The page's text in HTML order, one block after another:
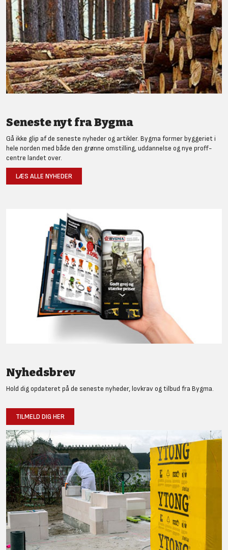
Seneste nyt fra Bygma
Gå ikke glip af de seneste nyheder og artikler. Bygma former byggeriet i
hele norden med både den grønne omstilling, uddannelse og nye proff-
centre landet over.
LÆS ALLE NYHEDER
Nyhedsbrev
Hold dig opdateret på de seneste nyheder, lovkrav og tilbud fra Bygma.
TILMELD DIG HER